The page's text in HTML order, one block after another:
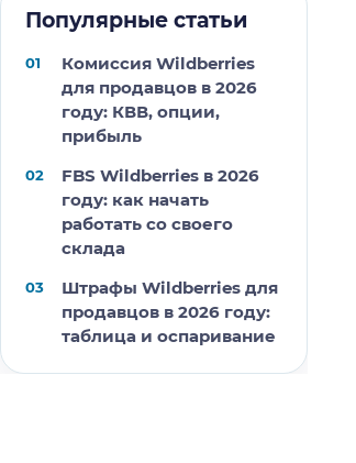
Популярные статьи
Комиссия Wildberries
для продавцов в 2026
году: КВВ, опции,
прибыль
FBS Wildberries в 2026
году: как начать
работать со своего
склада
Штрафы Wildberries для
продавцов в 2026 году:
таблица и оспаривание